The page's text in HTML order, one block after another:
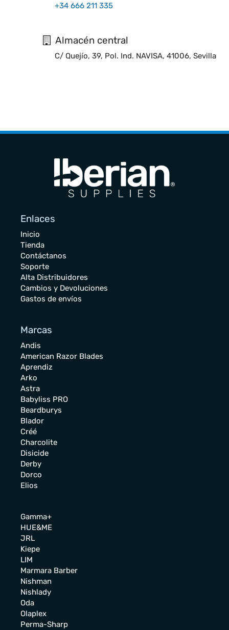
+34 666 211 335
Almacén central
C/ Quejío, 39, Pol. Ind. NAVISA, 41006, Sevilla
Enlaces
Inicio
Tienda
Contáctanos
Soporte
Alta Distribuidores
Cambios y Devoluciones
Gastos de envíos
Marcas
Andis
American Razor Blades
Aprendiz
Arko
Astra
Babyliss PRO
Beardburys
Blador
Créé
Charcolite
Disicide
Derby
Dorco
Elios
Gamma+
HUE&ME
JRL
Kiepe
LIM
Marmara Barber
Nishman
Nishlady
Oda
Olaplex
Perma-Sharp